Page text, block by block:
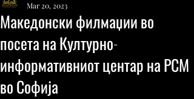
Македонски филмаџии во
посета на Културно-
информативниот центар на РСМ
во Софија
Mar 20, 2023